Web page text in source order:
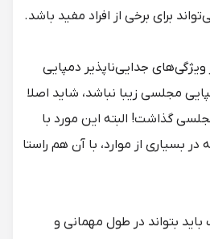
برای برخی از افراد مفید باشد.
جدایی‌ناپذیر دمپایی
مجلسی زیبا نباشد، شاید اصلا
گذاشت! البته این مورد با
بسیاری از موارد، با آن هم راستا
بتواند در طول مهمانی و